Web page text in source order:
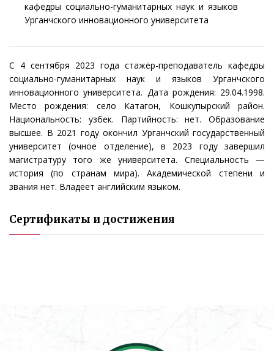
кафедры социально-гуманитарных наук и языков
Урганчского инновационного университета
С 4 сентября 2023 года стажёр-преподаватель кафедры
социально-гуманитарных наук и языков Урганчского
инновационного университета. Дата рождения: 29.04.1998.
Место рождения: село Катагон, Кошкупырский район.
Национальность: узбек. Партийность: нет. Образование
высшее. В 2021 году окончил Урганчский государственный
университет (очное отделение), в 2023 году завершил
магистратуру того же университета. Специальность —
история (по странам мира). Академической степени и
звания нет. Владеет английским языком.
Сертификаты и достижения